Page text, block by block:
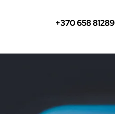
+370 658 81289